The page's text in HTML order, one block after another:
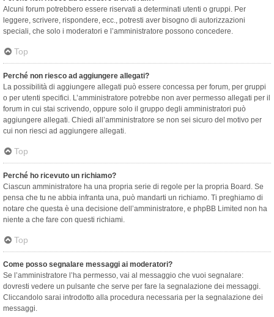
Alcuni forum potrebbero essere riservati a determinati utenti o gruppi. Per
leggere, scrivere, rispondere, ecc., potresti aver bisogno di autorizzazioni
speciali, che solo i moderatori e l’amministratore possono concedere.
Top
Perché non riesco ad aggiungere allegati?
La possibilità di aggiungere allegati può essere concessa per forum, per gruppi
o per utenti specifici. L’amministratore potrebbe non aver permesso allegati per il
forum in cui stai scrivendo, oppure solo il gruppo degli amministratori può
aggiungere allegati. Chiedi all’amministratore se non sei sicuro del motivo per
cui non riesci ad aggiungere allegati.
Top
Perché ho ricevuto un richiamo?
Ciascun amministratore ha una propria serie di regole per la propria Board. Se
pensa che tu ne abbia infranta una, può mandarti un richiamo. Ti preghiamo di
notare che questa è una decisione dell’amministratore, e phpBB Limited non ha
niente a che fare con questi richiami.
Top
Come posso segnalare messaggi ai moderatori?
Se l’amministratore l’ha permesso, vai al messaggio che vuoi segnalare:
dovresti vedere un pulsante che serve per fare la segnalazione dei messaggi.
Cliccandolo sarai introdotto alla procedura necessaria per la segnalazione dei
messaggi.